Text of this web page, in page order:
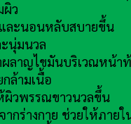
ผิว
ละนอนหลับสบายขึ้น
นุ่มนวล
ลาญไขมันบริเวณหน้า
ล้ามเนื้อ
ผิวพรรณขาวนวลขึ้น
กร่างกาย ช่วยให้ภาย